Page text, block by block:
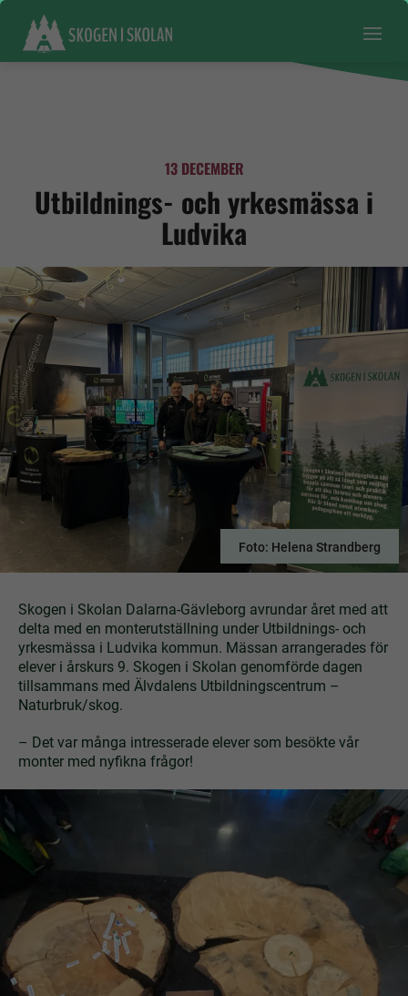
13 DECEMBER
Utbildnings- och yrkesmässa i
Ludvika
Foto: Helena Strandberg
Skogen i Skolan Dalarna-Gävleborg avrundar året med att
delta med en monterutställning under Utbildnings- och
yrkesmässa i Ludvika kommun. Mässan arrangerades för
elever i årskurs 9. Skogen i Skolan genomförde dagen
tillsammans med Älvdalens Utbildningscentrum –
Naturbruk/skog.
– Det var många intresserade elever som besökte vår
monter med nyfikna frågor!